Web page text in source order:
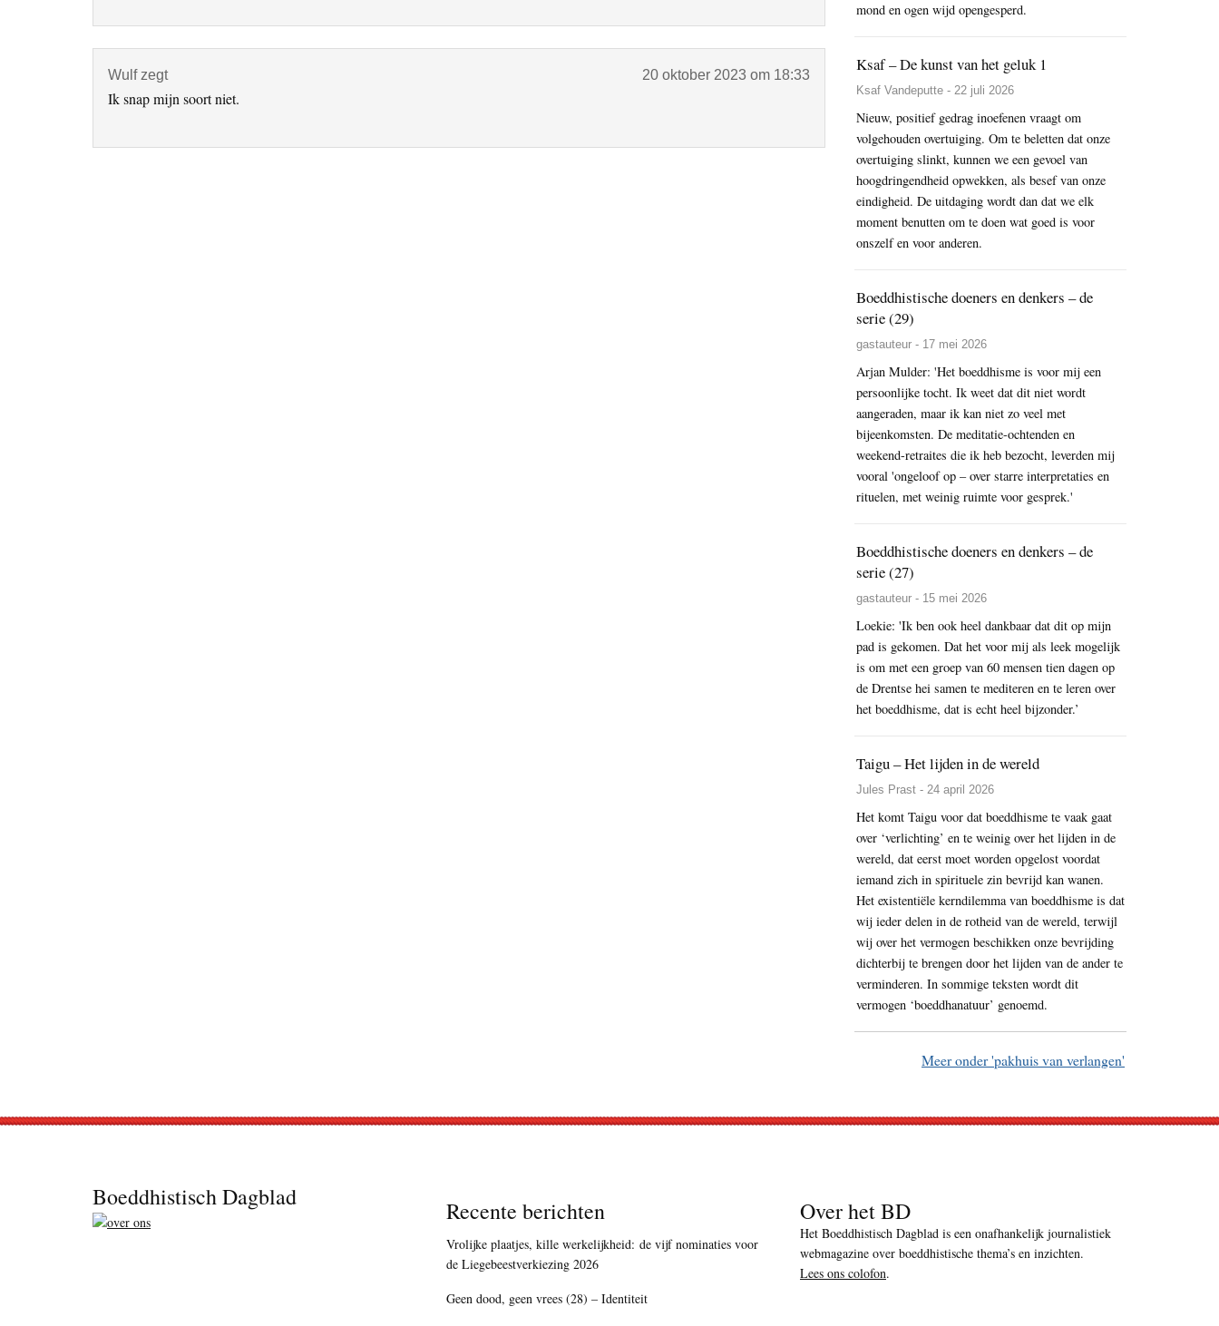
Wulf zegt 20 oktober 2023 om 18:33
Ik snap mijn soort niet.
mond en ogen wijd opengesperd.
Ksaf – De kunst van het geluk 1
Ksaf Vandeputte - 22 juli 2026
Nieuw, positief gedrag inoefenen vraagt om
volgehouden overtuiging. Om te beletten dat onze
overtuiging slinkt, kunnen we een gevoel van
hoogdringendheid opwekken, als besef van onze
eindigheid. De uitdaging wordt dan dat we elk
moment benutten om te doen wat goed is voor
onszelf en voor anderen.
Boeddhistische doeners en denkers – de
serie (29)
gastauteur - 17 mei 2026
Arjan Mulder: 'Het boeddhisme is voor mij een
persoonlijke tocht. Ik weet dat dit niet wordt
aangeraden, maar ik kan niet zo veel met
bijeenkomsten. De meditatie-ochtenden en
weekend-retraites die ik heb bezocht, leverden mij
vooral 'ongeloof op – over starre interpretaties en
rituelen, met weinig ruimte voor gesprek.'
Boeddhistische doeners en denkers – de
serie (27)
gastauteur - 15 mei 2026
Loekie: 'Ik ben ook heel dankbaar dat dit op mijn
pad is gekomen. Dat het voor mij als leek mogelijk
is om met een groep van 60 mensen tien dagen op
de Drentse hei samen te mediteren en te leren over
het boeddhisme, dat is echt heel bijzonder.’
Taigu – Het lijden in de wereld
Jules Prast - 24 april 2026
Het komt Taigu voor dat boeddhisme te vaak gaat
over ‘verlichting’ en te weinig over het lijden in de
wereld, dat eerst moet worden opgelost voordat
iemand zich in spirituele zin bevrijd kan wanen.
Het existentiële kerndilemma van boeddhisme is dat
wij ieder delen in de rotheid van de wereld, terwijl
wij over het vermogen beschikken onze bevrijding
dichterbij te brengen door het lijden van de ander te
verminderen. In sommige teksten wordt dit
vermogen ‘boeddhanatuur’ genoemd.
Meer onder 'pakhuis van verlangen'
Boeddhistisch Dagblad Recente berichten
Vrolijke plaatjes, kille werkelijkheid: de vijf nominaties voor
de Liegebeestverkiezing 2026
Geen dood, geen vrees (28) – Identiteit
Over het BD
Het Boeddhistisch Dagblad is een onafhankelijk journalistiek
webmagazine over boeddhistische thema’s en inzichten.
Lees ons colofon.